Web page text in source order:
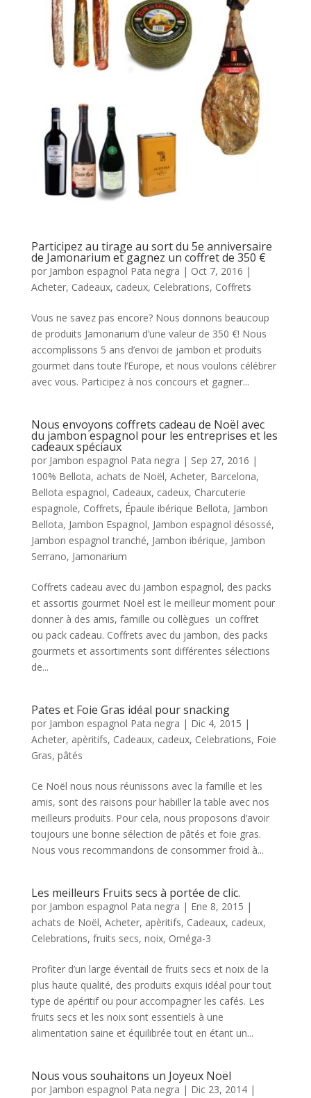
Participez au tirage au sort du 5e anniversaire
de Jamonarium et gagnez un coffret de 350 €
por Jambon espagnol Pata negra | Oct 7, 2016 |
Acheter, Cadeaux, cadeux, Celebrations, Coffrets
Vous ne savez pas encore? Nous donnons beaucoup
de produits Jamonarium d’une valeur de 350 €! Nous
accomplissons 5 ans d’envoi de jambon et produits
gourmet dans toute l’Europe, et nous voulons célébrer
avec vous. Participez à nos concours et gagner...
Nous envoyons coffrets cadeau de Noël avec
du jambon espagnol pour les entreprises et les
cadeaux spéciaux
por Jambon espagnol Pata negra | Sep 27, 2016 |
100% Bellota, achats de Noël, Acheter, Barcelona,
Bellota espagnol, Cadeaux, cadeux, Charcuterie
espagnole, Coffrets, Épaule ibérique Bellota, Jambon
Bellota, Jambon Espagnol, Jambon espagnol désossé,
Jambon espagnol tranché, Jambon ibérique, Jambon
Serrano, Jamonarium
Coffrets cadeau avec du jambon espagnol, des packs
et assortis gourmet Noël est le meilleur moment pour
donner à des amis, famille ou collègues un coffret
ou pack cadeau. Coffrets avec du jambon, des packs
gourmets et assortiments sont différentes sélections
de...
Pates et Foie Gras idéal pour snacking
por Jambon espagnol Pata negra | Dic 4, 2015 |
Acheter, apèritifs, Cadeaux, cadeux, Celebrations, Foie
Gras, pâtés
Ce Noël nous nous réunissons avec la famille et les
amis, sont des raisons pour habiller la table avec nos
meilleurs produits. Pour cela, nous proposons d’avoir
toujours une bonne sélection de pâtés et foie gras.
Nous vous recommandons de consommer froid à...
Les meilleurs Fruits secs à portée de clic.
por Jambon espagnol Pata negra | Ene 8, 2015 |
achats de Noël, Acheter, apèritifs, Cadeaux, cadeux,
Celebrations, fruits secs, noix, Oméga-3
Profiter d’un large éventail de fruits secs et noix de la
plus haute qualité, des produits exquis idéal pour tout
type de apéritif ou pour accompagner les cafés. Les
fruits secs et les noix sont essentiels à une
alimentation saine et équilibrée tout en étant un...
Nous vous souhaitons un Joyeux Noël
por Jambon espagnol Pata negra | Dic 23, 2014|